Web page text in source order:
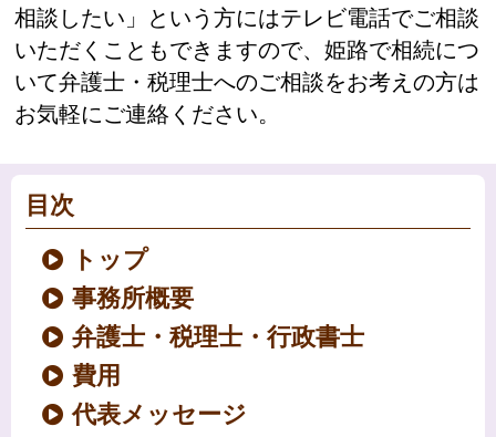
相談したい」という方にはテレビ電話でご相談
いただくこともできますので、姫路で相続につ
いて弁護士・税理士へのご相談をお考えの方は
お気軽にご連絡ください。
目次
トップ
事務所概要
弁護士・税理士・行政書士
費用
代表メッセージ